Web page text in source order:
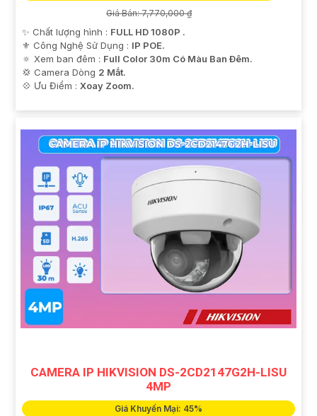
Giá Bán: 7,770,000 ₫
✨ Chất lượng hình : FULL HD 1080P .
⚜️ Công Nghệ Sử Dụng : IP POE.
🔅 Xem ban đêm : Full Color 30m Có Màu Ban Ðêm.
💢 Camera Dòng 2 Mắt.
️💠 Ưu Điểm : Xoay Zoom.
CAMERA IP HIKVISION DS-2CD2147G2H-LISU
4MP
Giá Khuyến Mại: 45%